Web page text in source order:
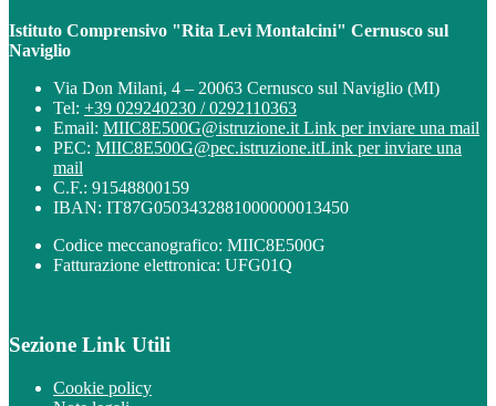
Istituto Comprensivo "Rita Levi Montalcini" Cernusco sul
Naviglio
Via Don Milani, 4 – 20063 Cernusco sul Naviglio (MI)
Tel: +39 029240230 / 0292110363
Email: MIIC8E500G@istruzione.it Link per inviare una mail
PEC: MIIC8E500G@pec.istruzione.itLink per inviare una
mail
C.F.: 91548800159
IBAN: IT87G0503432881000000013450
Codice meccanografico: MIIC8E500G
Fatturazione elettronica: UFG01Q
Sezione Link Utili
Cookie policy